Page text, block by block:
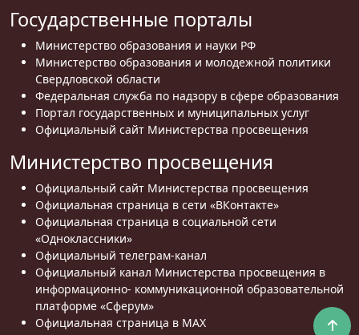
Государственные порталы
Министерство образования и науки РФ
Министерство образования и молодежной политики
Свердловской области
Федеральная служба по надзору в сфере образования
Портал государственных и муниципальных услуг
Официальный сайт Министерства просвещения
Министерство просвещения
Официальный сайт Министерства просвещения
Официальная страница в сети «ВКонтакте»
Официальная страница в социальной сети
«Одноклассники»
Официальный телеграм-канал
Официальный канал Министерства просвещения в
информационно- коммуникационной образовательной
платформе «Сферум»
Официальная страница в MAX